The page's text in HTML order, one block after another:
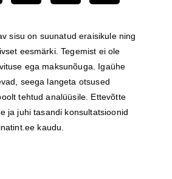
sisu on suunatud eraisikule ning
eesmärki. Tegemist ei ole
ega maksunõuga. Igaühe
seega langeta otsused
tehtud analüüsile. Ettevõtte
ja juhi tasandi konsultatsioonid
kaudu.